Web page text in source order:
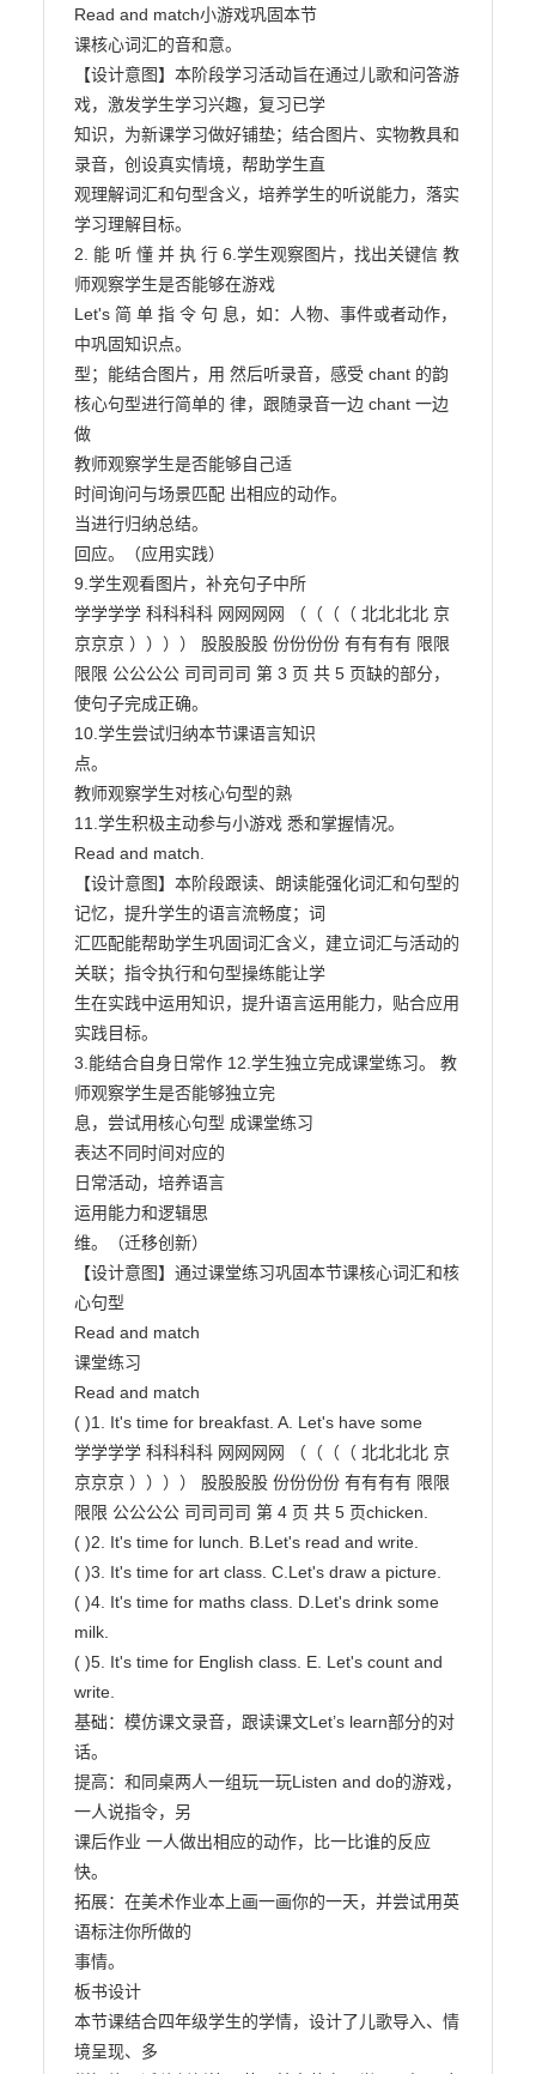
Read and match小游戏巩固本节
课核心词汇的音和意。
【设计意图】本阶段学习活动旨在通过儿歌和问答游
戏，激发学生学习兴趣，复习已学
知识，为新课学习做好铺垫；结合图片、实物教具和
录音，创设真实情境，帮助学生直
观理解词汇和句型含义，培养学生的听说能力，落实
学习理解目标。
2. 能 听 懂 并 执 行 6.学生观察图片，找出关键信 教
师观察学生是否能够在游戏
Let's 简 单 指 令 句 息，如：人物、事件或者动作，
中巩固知识点。
型；能结合图片，用 然后听录音，感受 chant 的韵
核心句型进行简单的 律，跟随录音一边 chant 一边
做
教师观察学生是否能够自己适
时间询问与场景匹配 出相应的动作。
当进行归纳总结。
回应。（应用实践）
9.学生观看图片，补充句子中所
学学学学 科科科科 网网网网 （（（（ 北北北北 京
京京京 ）））） 股股股股 份份份份 有有有有 限限
限限 公公公公 司司司司 第 3 页 共 5 页缺的部分，
使句子完成正确。
10.学生尝试归纳本节课语言知识
点。
教师观察学生对核心句型的熟
11.学生积极主动参与小游戏 悉和掌握情况。
Read and match.
【设计意图】本阶段跟读、朗读能强化词汇和句型的
记忆，提升学生的语言流畅度；词
汇匹配能帮助学生巩固词汇含义，建立词汇与活动的
关联；指令执行和句型操练能让学
生在实践中运用知识，提升语言运用能力，贴合应用
实践目标。
3.能结合自身日常作 12.学生独立完成课堂练习。 教
师观察学生是否能够独立完
息，尝试用核心句型 成课堂练习
表达不同时间对应的
日常活动，培养语言
运用能力和逻辑思
维。（迁移创新）
【设计意图】通过课堂练习巩固本节课核心词汇和核
心句型
Read and match
课堂练习
Read and match
( )1. It's time for breakfast. A. Let's have some
学学学学 科科科科 网网网网 （（（（ 北北北北 京
京京京 ）））） 股股股股 份份份份 有有有有 限限
限限 公公公公 司司司司 第 4 页 共 5 页chicken.
( )2. It's time for lunch. B.Let's read and write.
( )3. It's time for art class. C.Let's draw a picture.
( )4. It's time for maths class. D.Let's drink some
milk.
( )5. It's time for English class. E. Let's count and
write.
基础：模仿课文录音，跟读课文Let’s learn部分的对
话。
提高：和同桌两人一组玩一玩Listen and do的游戏，
一人说指令，另
课后作业 一人做出相应的动作，比一比谁的反应
快。
拓展：在美术作业本上画一画你的一天，并尝试用英
语标注你所做的
事情。
板书设计
本节课结合四年级学生的学情，设计了儿歌导入、情
境呈现、多